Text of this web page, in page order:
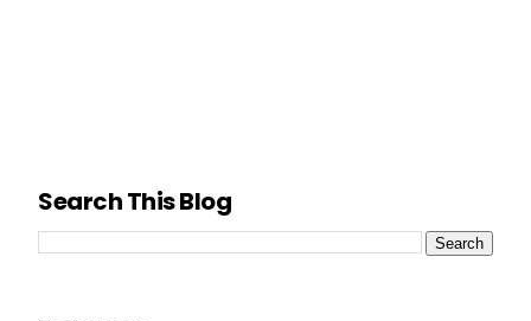
Search This Blog